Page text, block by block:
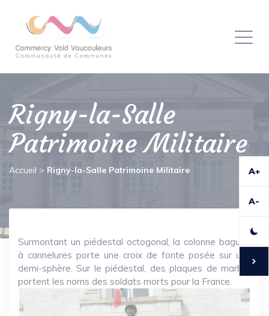
Rigny-la-Salle
Patrimoine Militaire
Accueil > Rigny-la-Salle Patrimoine Militaire
Surmontant un piédestal octogonal, la colonne baguée
à cannelures porte une croix de fonte posée sur une
demi-sphère. Sur le piédestal, des plaques de marbre
portent les noms des soldats morts pour la France.
A+
A-